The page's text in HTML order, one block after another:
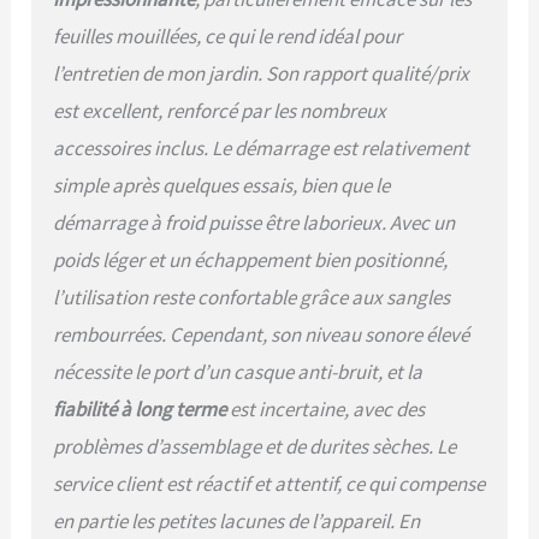
pour les feuilles et les
débris humides les plus
tenaces. La vitesse de l'air
va éblouir la concurrence
【FACILE À
LES TRAVAUX DIFFICILES NE
DOIVENT PAS ÊTRE
souffleur de feuilles Back
Pack avec un design
ergonomique est une
solution parfaite pour
enlever les feuilles
tombées des allées, des
patios, des jardins ou de
tout autre endroit. Il a une
seule main pour les modes
de ventilateur; nez coudé,
compact et léger pour une
manipulation confortable.
feuilles mouillées, ce qui le rend idéal pour
l’entretien de mon jardin. Son rapport qualité/prix
est excellent, renforcé par les nombreux
accessoires inclus. Le démarrage est relativement
simple après quelques essais, bien que le
démarrage à froid puisse être laborieux. Avec un
poids léger et un échappement bien positionné,
l’utilisation reste confortable grâce aux sangles
rembourrées. Cependant, son niveau sonore élevé
nécessite le port d’un casque anti-bruit, et la
fiabilité à long termeest incertaine, avec des
problèmes d’assemblage et de durites sèches. Le
service client est réactif et attentif, ce qui compense
en partie les petites lacunes de l’appareil. En